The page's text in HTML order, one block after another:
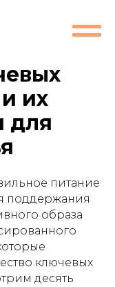
их
для
питание
поддержания
образа
ключевых
десять